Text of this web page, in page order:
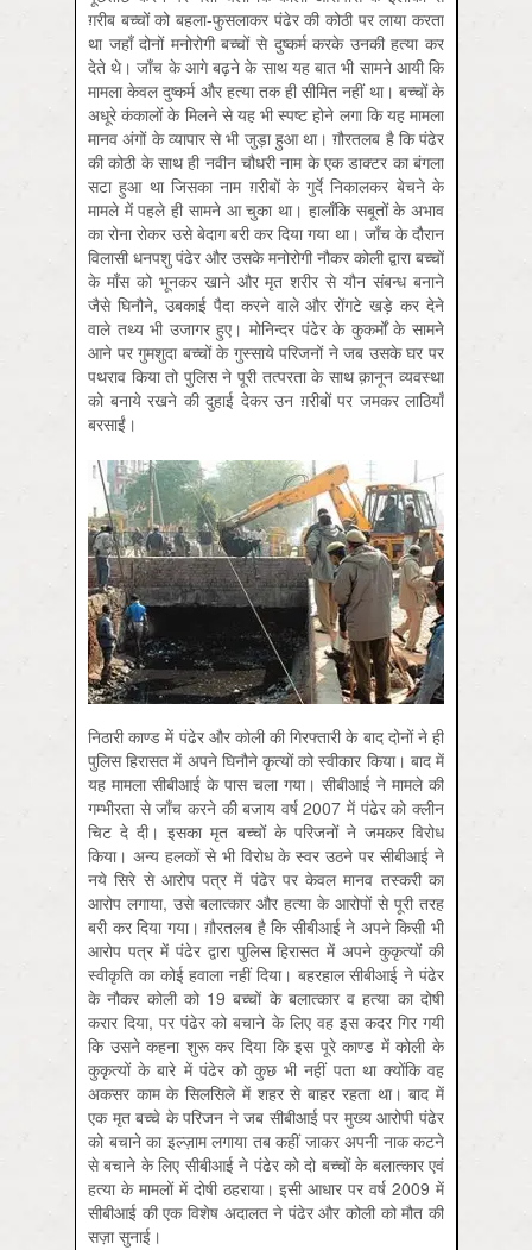
ग़रीब बच्चों को बहला-फुसलाकर पंढेर की कोठी पर लाया करता
था जहाँ दोनों मनोरोगी बच्चों से दुष्कर्म करके उनकी हत्या कर
देते थे। जाँच के आगे बढ़ने के साथ यह बात भी सामने आयी कि
मामला केवल दुष्कर्म और हत्या तक ही सीमित नहीं था। बच्चों के
अधूरे कंकालों के मिलने से यह भी स्पष्ट होने लगा कि यह मामला
मानव अंगों के व्यापार से भी जुड़ा हुआ था। ग़ौरतलब है कि पंढेर
की कोठी के साथ ही नवीन चौधरी नाम के एक डाक्टर का बंगला
सटा हुआ था जिसका नाम ग़रीबों के गुर्दे निकालकर बेचने के
मामले में पहले ही सामने आ चुका था। हालाँकि सबूतों के अभाव
का रोना रोकर उसे बेदाग बरी कर दिया गया था। जाँच के दौरान
विलासी धनपशु पंढेर और उसके मनोरोगी नौकर कोली द्वारा बच्चों
के माँस को भूनकर खाने और मृत शरीर से यौन संबन्ध बनाने
जैसे घिनौने, उबकाई पैदा करने वाले और रोंगटे खड़े कर देने
वाले तथ्य भी उजागर हुए। मोनिन्दर पंढेर के कुकर्मों के सामने
आने पर गुमशुदा बच्चों के गुस्साये परिजनों ने जब उसके घर पर
पथराव किया तो पुलिस ने पूरी तत्परता के साथ क़ानून व्यवस्था
को बनाये रखने की दुहाई देकर उन ग़रीबों पर जमकर लाठि‍याँ
बरसाईं।
निठारी काण्ड में पंढेर और कोली की गिरफ्तारी के बाद दोनों ने ही
पुलिस हिरासत में अपने घिनौने कृत्यों को स्वीकार किया। बाद में
यह मामला सीबीआई के पास चला गया। सीबीआई ने मामले की
गम्भीरता से जाँच करने की बजाय वर्ष 2007 में पंढेर को क्लीन
चिट दे दी। इसका मृत बच्चों के परिजनों ने जमकर विरोध
किया। अन्य हलकों से भी विरोध के स्वर उठने पर सीबीआई ने
नये सिरे से आरोप पत्र में पंढेर पर केवल मानव तस्करी का
आरोप लगाया, उसे बलात्कार और हत्या के आरोपों से पूरी तरह
बरी कर दिया गया। ग़ौरतलब है कि सीबीआई ने अपने किसी भी
आरोप पत्र में पंढेर द्वारा पुलिस हिरासत में अपने कुकृत्यों की
स्वीकृति का कोई हवाला नहीं दिया। बहरहाल सीबीआई ने पंढेर
के नौकर कोली को 19 बच्चों के बलात्कार व हत्या का दोषी
करार दिया, पर पंढेर को बचाने के लिए वह इस कदर गिर गयी
कि उसने कहना शुरू कर दिया कि इस पूरे काण्ड में कोली के
कुकृत्यों के बारे में पंढेर को कुछ भी नहीं पता था क्योंकि वह
अकसर काम के सिलसिले में शहर से बाहर रहता था। बाद में
एक मृत बच्चे के परिजन ने जब सीबीआई पर मुख्य आरोपी पंढेर
को बचाने का इल्ज़ाम लगाया तब कहीं जाकर अपनी नाक कटने
से बचाने के लिए सीबीआई ने पंढेर को दो बच्चों के बलात्कार एवं
हत्या के मामलों में दोषी ठहराया। इसी आधार पर वर्ष 2009 में
सीबीआई की एक विशेष अदालत ने पंढेर और कोली को मौत की
सज़ा सुनाई।